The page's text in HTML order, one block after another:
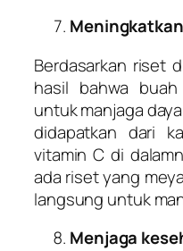
Berdasarkan riset
hasil bahwa
untuk manjaga
didapatkan dari
vitamin C di
ada riset yang
langsung untuk
Menjaga